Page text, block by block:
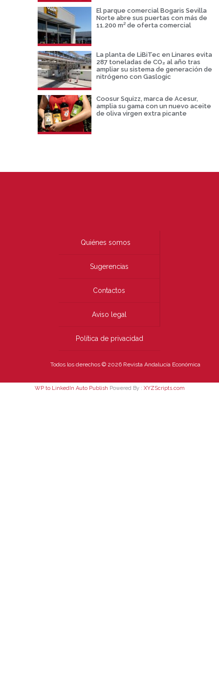
El parque comercial Bogaris Sevilla
Norte abre sus puertas con más de
11.200 m² de oferta comercial
La planta de LiBiTec en Linares evita
287 toneladas de CO₂ al año tras
ampliar su sistema de generación de
nitrógeno con Gaslogic
Coosur Squizz, marca de Acesur,
amplia su gama con un nuevo aceite
de oliva virgen extra picante
Quiénes somos
Sugerencias
Contactos
Aviso legal
Política de privacidad
Todos los derechos © 2026 Revista Andalucía Económica
WP to LinkedIn Auto Publish Powered By : XYZScripts.com